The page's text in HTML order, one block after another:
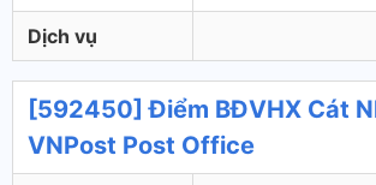
Dịch vụ
[592450] Điểm BĐVHX Cát
VNPost Post Office